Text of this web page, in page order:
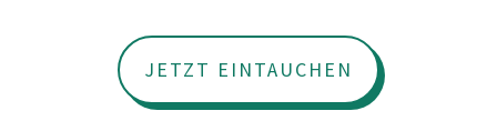
JETZT EINTAUCHEN